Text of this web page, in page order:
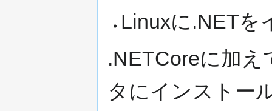
Linuxに.NETを
.NETCoreに加
タにインストー